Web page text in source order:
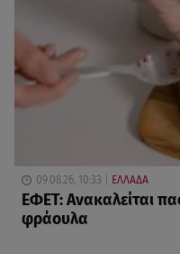
09.08.26, 10:33 ΕΛΛΑΔΑ
ΕΦΕΤ: Ανακαλείται
φράουλα